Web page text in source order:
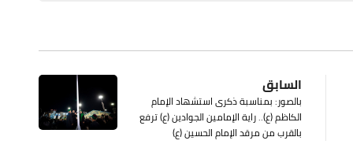
السابق
بالصور: بمناسبة ذكرى استشهاد الإمام
الكاظم (ع).. راية الإمامين الجوادين (ع) ترفع
بالقرب من مرقد الإمام الحسين (ع)